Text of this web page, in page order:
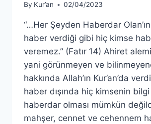
By Kur’an 02/04/2023
“…Her Şeyden Haberdar
haber verdiği gibi hiç kimse
veremez.” (Fatır 14) Ahiret
yani görünmeyen ve
hakkında Allah’ın Kur’an’da
haber dışında hiç kimsenin
haberdar olması mümkün
mahşer, cennet ve cehennem